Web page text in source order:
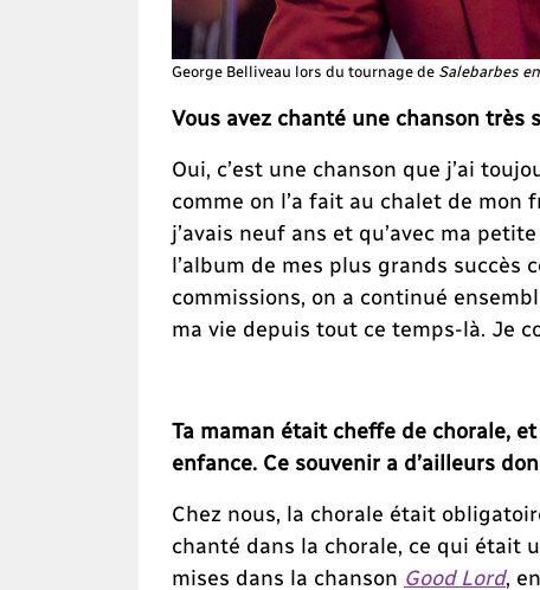
George Belliveau lors du tournage de Salebarbes
Vous avez chanté une chanson très
Oui, c’est une chanson que j’ai
comme on l’a fait au chalet de mon
j’avais neuf ans et qu’avec ma
l’album de mes plus grands succès
commissions, on a continué
ma vie depuis tout ce temps-là. Je
Ta maman était cheffe de chorale,
enfance. Ce souvenir a d’ailleurs
Chez nous, la chorale était
chanté dans la chorale, ce qui était
mises dans la chanson Good Lord,